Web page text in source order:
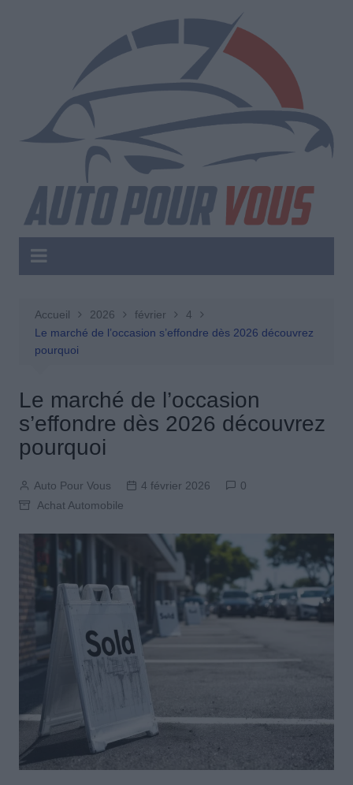
Accueil 2026 février
4
Le marché de l’occasion s’effondre dès 2026 découvrez
pourquoi
Le marché de l’occasion
s’effondre dès 2026 découvrez
pourquoi
Auto Pour Vous 4 février 2026
0
Achat Automobile